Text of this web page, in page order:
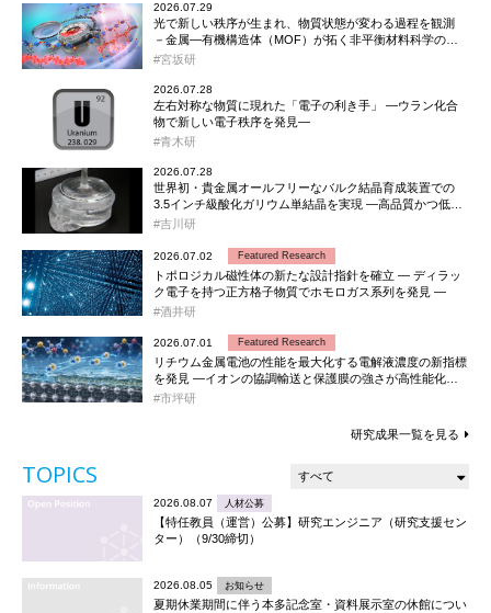
2026.07.29
光で新しい秩序が生まれ、物質状態が変わる過程を観測
－金属―有機構造体（MOF）が拓く非平衡材料科学の…
宮坂研
2026.07.28
左右対称な物質に現れた「電子の利き手」 ―ウラン化合
物で新しい電子秩序を発見―
青木研
2026.07.28
世界初・貴金属オールフリーなバルク結晶育成装置での
3.5インチ級酸化ガリウム単結晶を実現 ―高品質かつ低…
吉川研
2026.07.02
トポロジカル磁性体の新たな設計指針を確立 ― ディラッ
ク電子を持つ正方格子物質でホモロガス系列を発見 ―
酒井研
2026.07.01
リチウム金属電池の性能を最大化する電解液濃度の新指標
を発見 ―イオンの協調輸送と保護膜の強さが高性能化…
市坪研
研究成果一覧を見る
TOPICS
2026.08.07 人材公募
【特任教員（運営）公募】研究エンジニア（研究支援セン
ター）（9/30締切）
2026.08.05 お知らせ
夏期休業期間に伴う本多記念室・資料展示室の休館につい